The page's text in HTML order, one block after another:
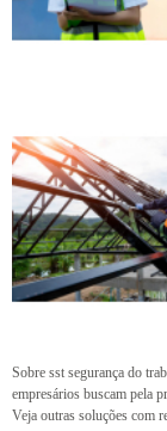
Sobre sst segurança do
empresários buscam pela
Veja outras soluções com